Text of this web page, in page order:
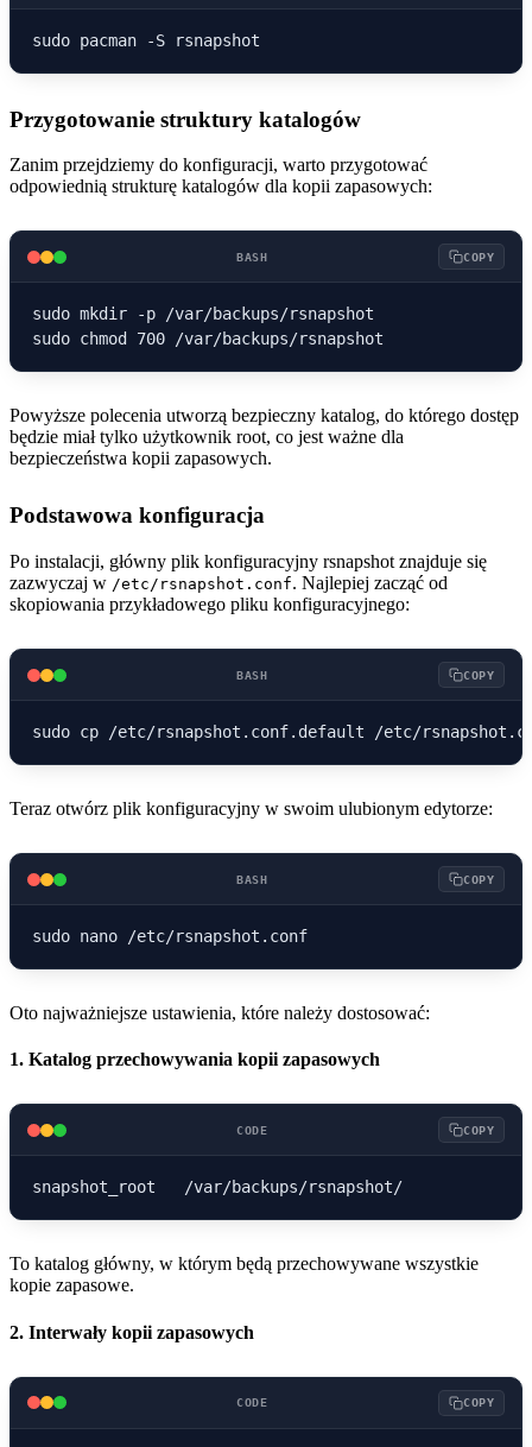
Przygotowanie struktury katalogów
Zanim przejdziemy do konfiguracji, warto przygotować
odpowiednią strukturę katalogów dla kopii zapasowych:
BASH COPY
sudo mkdir -p /var/backups/rsnapshot
Powyższe polecenia utworzą bezpieczny katalog, do którego dostęp
będzie miał tylko użytkownik root, co jest ważne dla
bezpieczeństwa kopii zapasowych.
Podstawowa konfiguracja
Po instalacji, główny plik konfiguracyjny rsnapshot znajduje się
zazwyczaj w /etc/rsnapshot.conf. Najlepiej zacząć od
skopiowania przykładowego pliku konfiguracyjnego:
BASH COPY
Teraz otwórz plik konfiguracyjny w swoim ulubionym edytorze:
BASH COPY
Oto najważniejsze ustawienia, które należy dostosować:
1. Katalog przechowywania kopii zapasowych
CODE COPY
To katalog główny, w którym będą przechowywane wszystkie
kopie zapasowe.
2. Interwały kopii zapasowych
CODE COPY